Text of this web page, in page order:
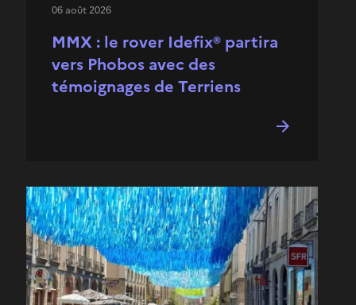
MMX : le rover Idefix® partira
vers Phobos avec des
témoignages de Terriens
06 août 2026